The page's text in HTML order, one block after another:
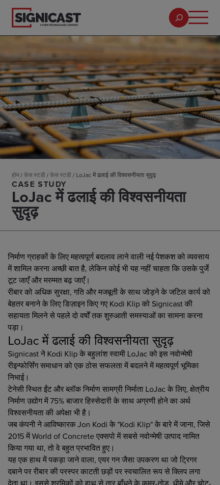
होम/केस स्टडी/केस स्टडी/ LoJac में ढलाई की विश्वसनीयता सुदृढ़
CASE STUDY
LoJac में ढलाई की विश्वसनीयता
सुदृढ़
निर्माण ग्राहकों के लिए महत्वपूर्ण बदलाव लाने वाली नई पेशकश को व्यवसाय
में शामिल करना अच्छी बात है, लेकिन कोई भी यह नहीं चाहता कि उसके पुर्जे
टूट जाएँ और मरम्मत बढ़ जाएँ।
रीबार को अधिक सुरक्षा, गति और मजबूती के साथ जोड़ने के जटिल कार्य को
बेहतर बनाने के लिए डिज़ाइन किए गए Kodi Klip को Signicast की
सहायता मिलने से पहले दो वर्षों तक शुरुआती समस्याओं का सामना करना
पड़ा।
LoJac में ढलाई की विश्वसनीयता सुदृढ़
Signicast ने Kodi Klip के बहुलांश स्वामी LoJac को इस नवोन्मेषी
रीइन्फोर्सिंग समाधान को एक ठोस सफलता में बदलने में महत्वपूर्ण भूमिका
निभाई।
टेनेसी स्थित ईंट और ब्लॉक निर्माण सामग्री निर्माता LoJac के लिए, क्षेत्रीय
निर्माण उद्योग में 75% बाजार हिस्सेदारी के साथ अग्रणी होने का अर्थ
विश्वसनीयता की अपेक्षा भी है।
जब कंपनी ने आविष्कारक Jon Kodi के "Kodi Klip" के बारे में जाना, जिसे
2015 में World of Concrete एक्सपो में सबसे नवोन्मेषी उत्पाद नामित
किया गया था, तो वे बहुत प्रभावित हुए।
यह एक हाथ में पकड़ा जाने वाला, एयर गन जैसा उपकरण था जो ट्रिगर
दबाने पर रीबार की परस्पर काटती छड़ों पर स्वचालित रूप से क्लिप लगा